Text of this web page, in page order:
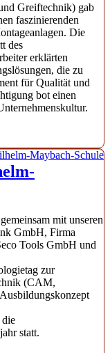
Greiftechnik) gab
faszinierenden
Die
des
erklärten
die zu
für Qualität und
bot einen
mit unseren
GmbH, Firma
Tools GmbH und
zur
(CAM,
die
statt.